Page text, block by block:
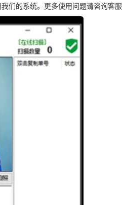
们的系统。更多使用问题请咨询客服